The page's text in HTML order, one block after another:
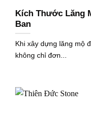
Kích Thước Lăng
Ban
Khi xây dựng lăng mộ
không chỉ đơn...